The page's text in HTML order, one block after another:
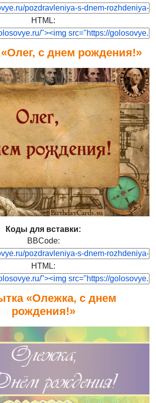
HTML:
с днем рождения!»
Коды для вставки:
BBCode:
HTML:
«Олежка, с днем
рождения!»